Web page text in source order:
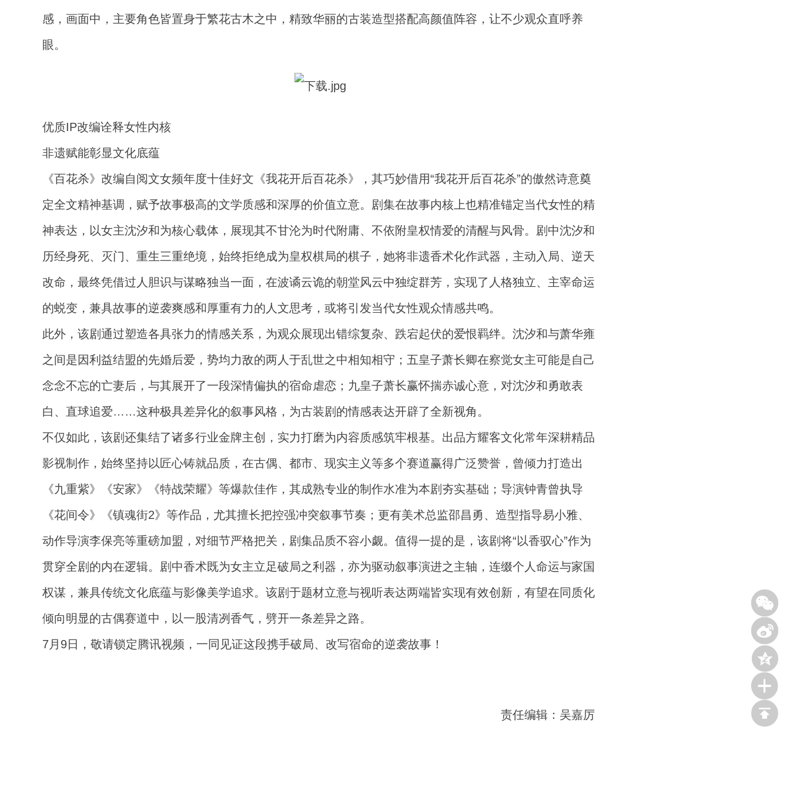
感，画面中，主要角色皆置身于繁花古木之中，精致华丽的古装造型搭配高颜值阵容，让不少观众直呼养
眼。
优质IP改编诠释女性内核
非遗赋能彰显文化底蕴
《百花杀》改编自阅文女频年度十佳好文《我花开后百花杀》，其巧妙借用“我花开后百花杀”的傲然诗意奠
定全文精神基调，赋予故事极高的文学质感和深厚的价值立意。剧集在故事内核上也精准锚定当代女性的精
神表达，以女主沈汐和为核心载体，展现其不甘沦为时代附庸、不依附皇权情爱的清醒与风骨。剧中沈汐和
历经身死、灭门、重生三重绝境，始终拒绝成为皇权棋局的棋子，她将非遗香术化作武器，主动入局、逆天
改命，最终凭借过人胆识与谋略独当一面，在波谲云诡的朝堂风云中独绽群芳，实现了人格独立、主宰命运
的蜕变，兼具故事的逆袭爽感和厚重有力的人文思考，或将引发当代女性观众情感共鸣。
此外，该剧通过塑造各具张力的情感关系，为观众展现出错综复杂、跌宕起伏的爱恨羁绊。沈汐和与萧华雍
之间是因利益结盟的先婚后爱，势均力敌的两人于乱世之中相知相守；五皇子萧长卿在察觉女主可能是自己
念念不忘的亡妻后，与其展开了一段深情偏执的宿命虐恋；九皇子萧长赢怀揣赤诚心意，对沈汐和勇敢表
白、直球追爱……这种极具差异化的叙事风格，为古装剧的情感表达开辟了全新视角。
不仅如此，该剧还集结了诸多行业金牌主创，实力打磨为内容质感筑牢根基。出品方耀客文化常年深耕精品
影视制作，始终坚持以匠心铸就品质，在古偶、都市、现实主义等多个赛道赢得广泛赞誉，曾倾力打造出
《九重紫》《安家》《特战荣耀》等爆款佳作，其成熟专业的制作水准为本剧夯实基础；导演钟青曾执导
《花间令》《镇魂街2》等作品，尤其擅长把控强冲突叙事节奏；更有美术总监邵昌勇、造型指导易小雅、
动作导演李保亮等重磅加盟，对细节严格把关，剧集品质不容小觑。值得一提的是，该剧将“以香驭心”作为
贯穿全剧的内在逻辑。剧中香术既为女主立足破局之利器，亦为驱动叙事演进之主轴，连缀个人命运与家国
权谋，兼具传统文化底蕴与影像美学追求。该剧于题材立意与视听表达两端皆实现有效创新，有望在同质化
倾向明显的古偶赛道中，以一股清冽香气，劈开一条差异之路。
7月9日，敬请锁定腾讯视频，一同见证这段携手破局、改写宿命的逆袭故事！
责任编辑：吴嘉厉




